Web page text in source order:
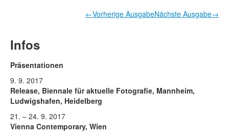
Rechtliche Informationen
←Vorherige AusgabeNächste Ausgabe→
Infos
Präsentationen
9. 9. 2017
Release, Biennale für aktuelle Fotografie, Mannheim,
Ludwigshafen, Heidelberg
21. – 24. 9. 2017
Vienna Contemporary, Wien